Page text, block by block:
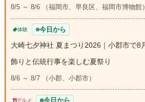
8/5 ～ 8/6 （福岡市、早良区、福岡市博物館）
体験 今日から
大崎七夕神社 夏まつり2026｜小郡市で8
飾りと伝統行事を楽しむ夏祭り
8/6 ～ 8/7 （小郡、小郡市）
グルメ 今日から